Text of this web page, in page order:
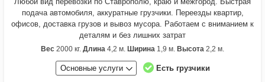
подача автомобиля, аккуратные грузчики. Переезды квартир,
офисов, доставка грузов и вывоз мусора. Работаем с вниманием к
деталям и без лишних затрат
Вес 2000 кг. Длина 4,2 м. Ширина 1,9 м. Высота 2,2 м.
Основные услуги Есть грузчики